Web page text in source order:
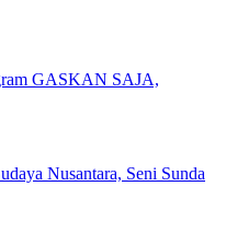
GASKAN SAJA,
Nusantara, Seni Sunda